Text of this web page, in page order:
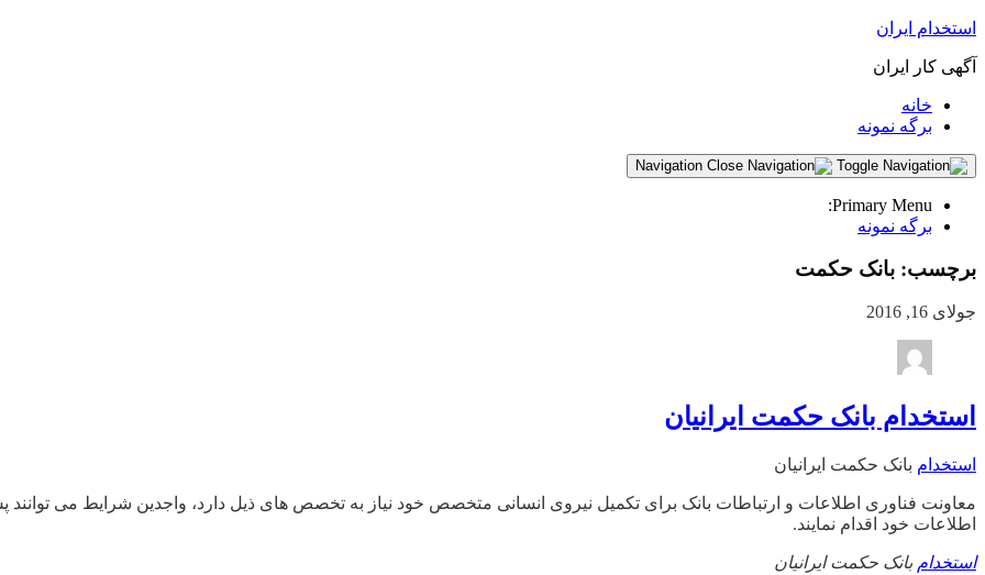
استخدام ایران
آگهی کار ایران
خانه
برگه نمونه
Primary Menu:
برگه نمونه
برچسب: بانک حکمت
جولای 16, 2016
استخدام بانک حکمت ایرانیان
استخدام بانک حکمت ایرانیان
معاونت فناوری اطلاعات و ارتباطات بانک برای تکمیل نیروی انسانی متخصص خود نیاز به تخصص های ذیل دارد، واجدین شرایط می
اطلاعات خود اقدام نمایند.
استخدام بانک حکمت ایرانیان